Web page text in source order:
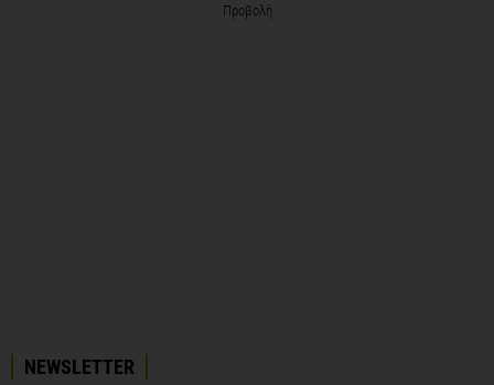
Προβολή
NEWSLETTER